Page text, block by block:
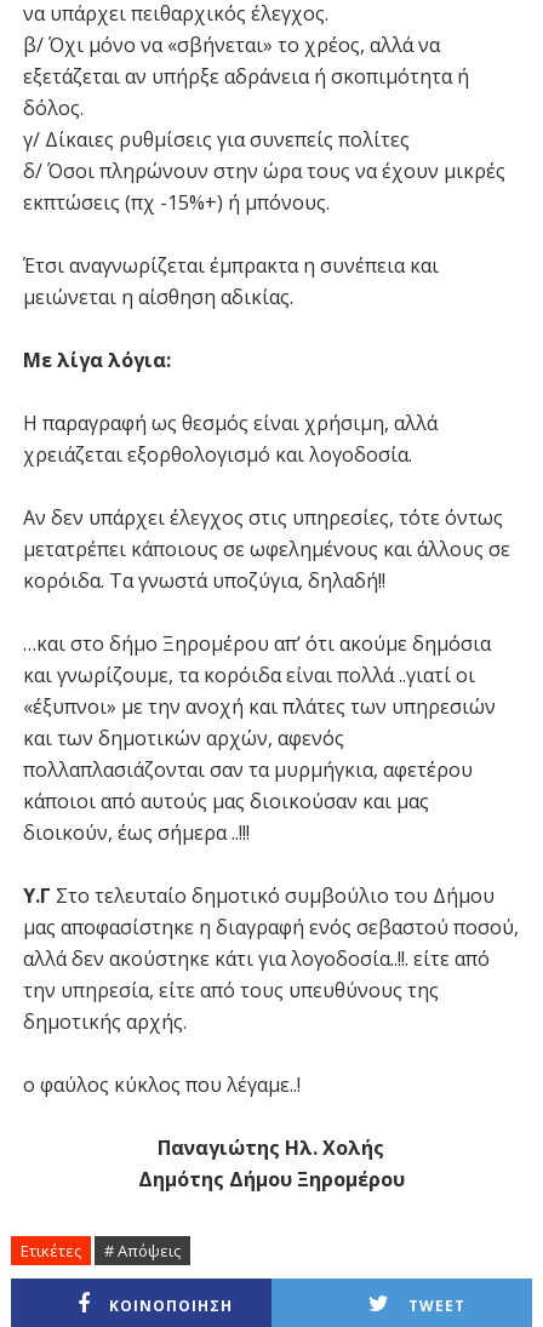
να υπάρχει πειθαρχικός έλεγχος.
β/ Όχι μόνο να «σβήνεται» το χρέος, αλλά να
εξετάζεται αν υπήρξε αδράνεια ή σκοπιμότητα ή
δόλος.
γ/ Δίκαιες ρυθμίσεις για συνεπείς πολίτες
δ/ Όσοι πληρώνουν στην ώρα τους να έχουν μικρές
εκπτώσεις (πχ -15%+) ή μπόνους.
Έτσι αναγνωρίζεται έμπρακτα η συνέπεια και
μειώνεται η αίσθηση αδικίας.
Με λίγα λόγια:
Η παραγραφή ως θεσμός είναι χρήσιμη, αλλά
χρειάζεται εξορθολογισμό και λογοδοσία.
Αν δεν υπάρχει έλεγχος στις υπηρεσίες, τότε όντως
μετατρέπει κάποιους σε ωφελημένους και άλλους σε
κορόιδα. Τα γνωστά υποζύγια, δηλαδή!!
…και στο δήμο Ξηρομέρου απ’ ότι ακούμε δημόσια
και γνωρίζουμε, τα κορόιδα είναι πολλά ..γιατί οι
«έξυπνοι» με την ανοχή και πλάτες των υπηρεσιών
και των δημοτικών αρχών, αφενός
πολλαπλασιάζονται σαν τα μυρμήγκια, αφετέρου
κάποιοι από αυτούς μας διοικούσαν και μας
διοικούν, έως σήμερα ..!!!
Υ.Γ Στο τελευταίο δημοτικό συμβούλιο του Δήμου
μας αποφασίστηκε η διαγραφή ενός σεβαστού ποσού,
αλλά δεν ακούστηκε κάτι για λογοδοσία..!!. είτε από
την υπηρεσία, είτε από τους υπευθύνους της
δημοτικής αρχής.
ο φαύλος κύκλος που λέγαμε..!
Παναγιώτης Ηλ. Χολής
Δημότης Δήμου Ξηρομέρου
Ετικέτες # Απόψεις
ΚΟΙΝΟΠΟΙΗΣΗ TWEET